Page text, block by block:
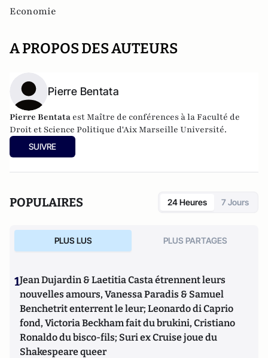
Economie
A PROPOS DES AUTEURS
Pierre Bentata
Pierre Bentata est Maître de conférences à la Faculté de
Droit et Science Politique d'Aix Marseille Université.
SUIVRE
POPULAIRES 24 Heures 7 Jours
PLUS LUS PLUS PARTAGES
1Jean Dujardin & Laetitia Casta étrennent leurs
nouvelles amours, Vanessa Paradis & Samuel
Benchetrit enterrent le leur; Leonardo di Caprio
fond, Victoria Beckham fait du brukini, Cristiano
Ronaldo du bisco-fils; Suri ex Cruise joue du
Shakespeare queer